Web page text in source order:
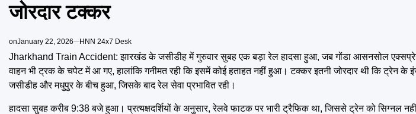
जोरदार टक्कर
onJanuary 22, 2026 HNN 24x7 Desk
Jharkhand Train Accident: झारखंड के जसीडीह में गुरुवार सुबह एक बड़ा रेल हादसा हुआ, जब गोंडा आसनसोल
वाहन भी ट्रक के चपेट में आ गए, हालांकि गनीमत रही कि इसमें कोई हताहत नहीं हुआ। टक्कर इतनी जोरदार थी कि ट्रेन के
जसीडीह और मधुपुर के बीच हुआ, जिसके बाद रेल सेवा प्रभावित रही।
हादसा सुबह करीब 9:38 बजे हुआ। प्रत्यक्षदर्शियों के अनुसार, रेलवे फाटक पर भारी ट्रैफिक था, जिससे ट्रेन को सिग्नल